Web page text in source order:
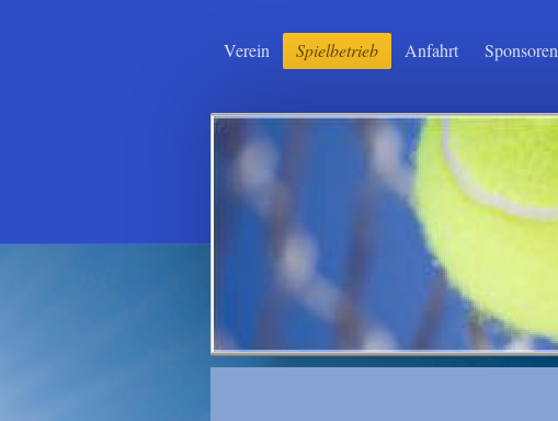
Verein Spielbetrieb Anfahrt Sponsoren